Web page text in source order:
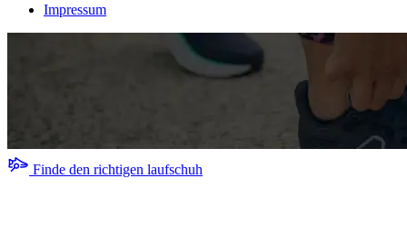
Impressum
Finde den richtigen laufschuh